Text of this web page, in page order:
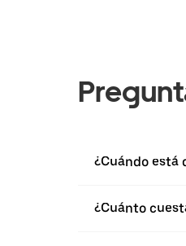
¿Cuándo está
¿Cuánto